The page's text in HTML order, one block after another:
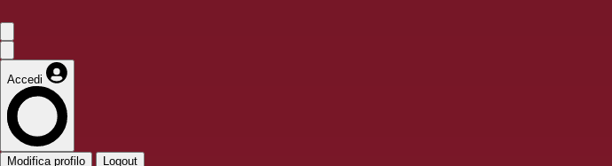
Accedi
Modifica profilo Logout